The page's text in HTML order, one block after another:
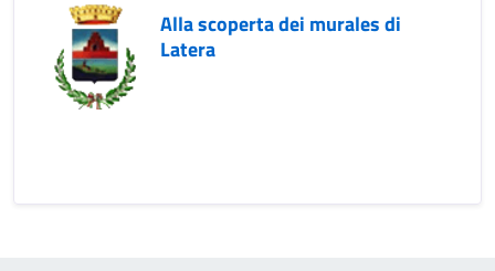
Alla scoperta dei murales di
Latera